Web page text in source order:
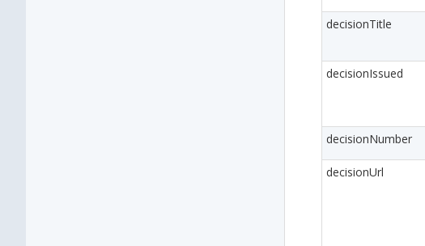
decisionTitle
decisionIssued
decisionNumber
decisionUrl